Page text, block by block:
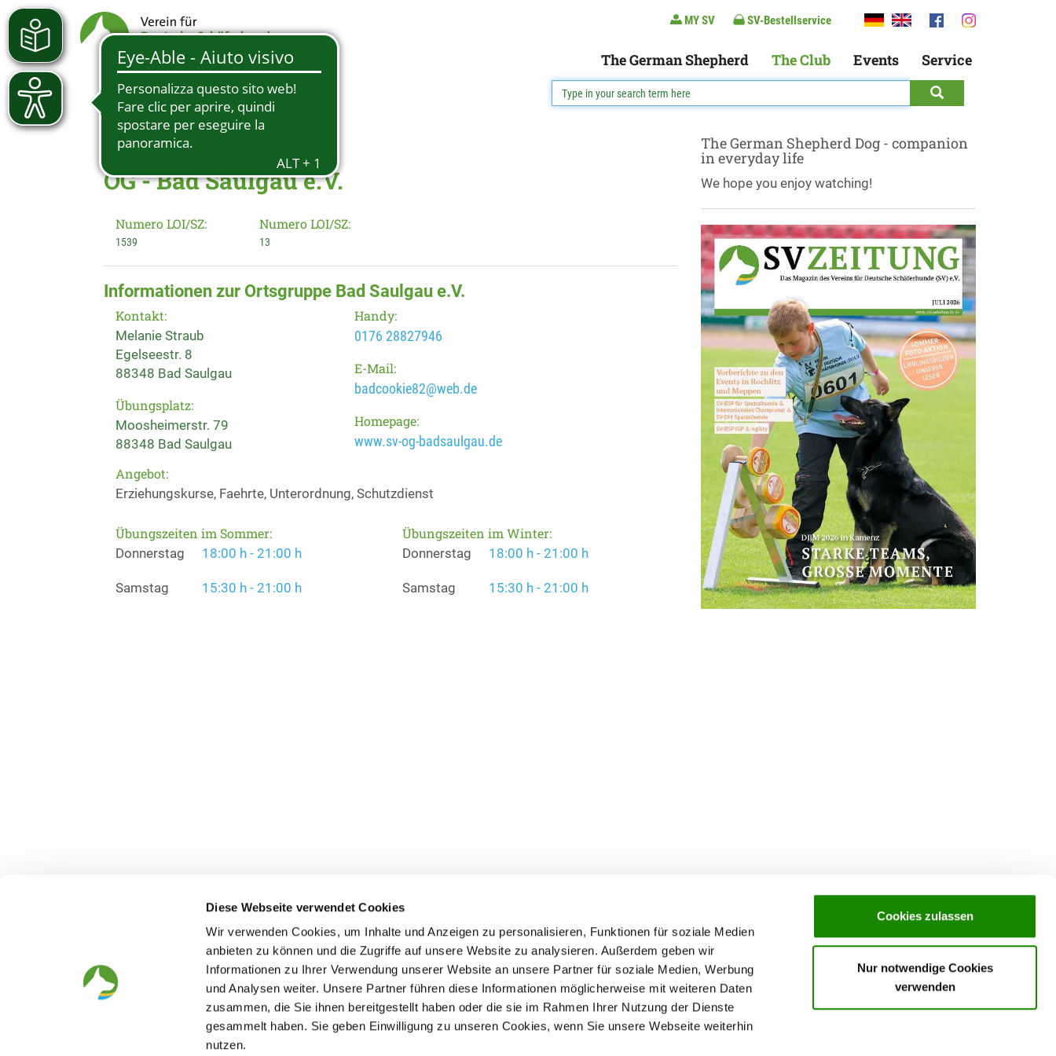
Diese Webseite verwendet Cookies
Wir verwenden Cookies, um Inhalte und Anzeigen zu personalisieren, Funktionen für soziale Medien
anbieten zu können und die Zugriffe auf unsere Website zu analysieren. Außerdem geben wir
Informationen zu Ihrer Verwendung unserer Website an unsere Partner für soziale Medien, Werbung
und Analysen weiter. Unsere Partner führen diese Informationen möglicherweise mit weiteren Daten
zusammen, die Sie ihnen bereitgestellt haben oder die sie im Rahmen Ihrer Nutzung der Dienste
gesammelt haben. Sie geben Einwilligung zu unseren Cookies, wenn Sie unsere Webseite weiterhin
nutzen.
Cookies zulassen
Nur notwendige Cookies
verwenden
MY SV SV-Bestellservice
The German Shepherd The Club Events Service
OG - Bad Saulgau e.V.
Numero LOI/SZ:
1539
Numero LOI/SZ:
13
Informationen zur Ortsgruppe Bad Saulgau e.V.
Kontakt:
Melanie Straub
Egelseestr. 8
88348 Bad Saulgau
Übungsplatz:
Moosheimerstr. 79
88348 Bad Saulgau
Handy:
0176 28827946
E-Mail:
badcookie82@web.de
Homepage:
www.sv-og-badsaulgau.de
Angebot:
Erziehungskurse, Faehrte, Unterordnung, Schutzdienst
Übungszeiten im Sommer:
Donnerstag 18:00 h - 21:00 h
Samstag 15:30 h - 21:00 h
Übungszeiten im Winter:
Donnerstag 18:00 h - 21:00 h
Samstag 15:30 h - 21:00 h
The German Shepherd Dog - companion
in everyday life
We hope you enjoy watching!
The German Shepherd
Everything about the breed
Breeding and upbringing
Helper and saviour
The Club
Structur
SV magazine
Events
Association's main events
Supra-regional events VDH/FCI
Service
Become a member
Paymentsystem